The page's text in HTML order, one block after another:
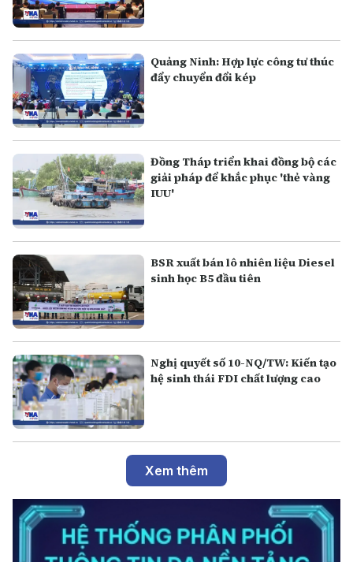
Quảng Ninh: Hợp lực công tư thúc
đẩy chuyển đổi kép
Đồng Tháp triển khai đồng bộ các
giải pháp để khắc phục 'thẻ vàng
IUU'
BSR xuất bán lô nhiên liệu Diesel
sinh học B5 đầu tiên
Nghị quyết số 10-NQ/TW: Kiến tạo
hệ sinh thái FDI chất lượng cao
Xem thêm